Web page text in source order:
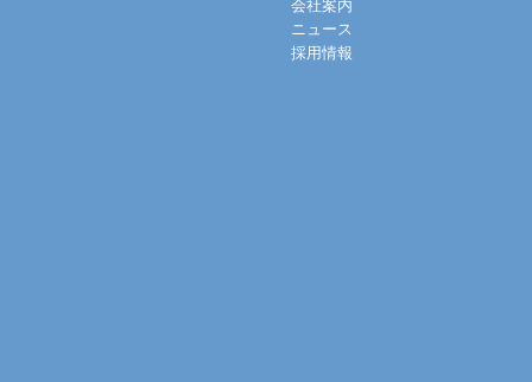
会社案内
ニュース
採用情報